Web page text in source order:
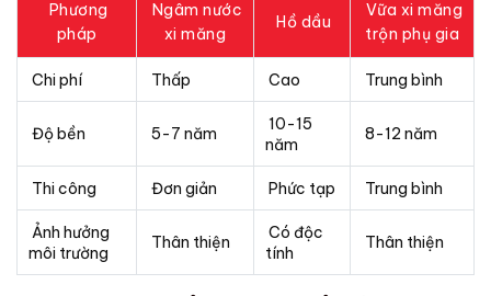
Phương
pháp
Ngâm nước
xi măng
Hồ dầu
Vữa xi măng
trộn phụ gia
Chi phí Thấp Cao Trung bình
Độ bền 5-7 năm
10-15
năm
8-12 năm
Thi công Đơn giản Phức tạp Trung bình
Ảnh hưởng
môi trường
Thân thiện
Có độc
tính
Thân thiện